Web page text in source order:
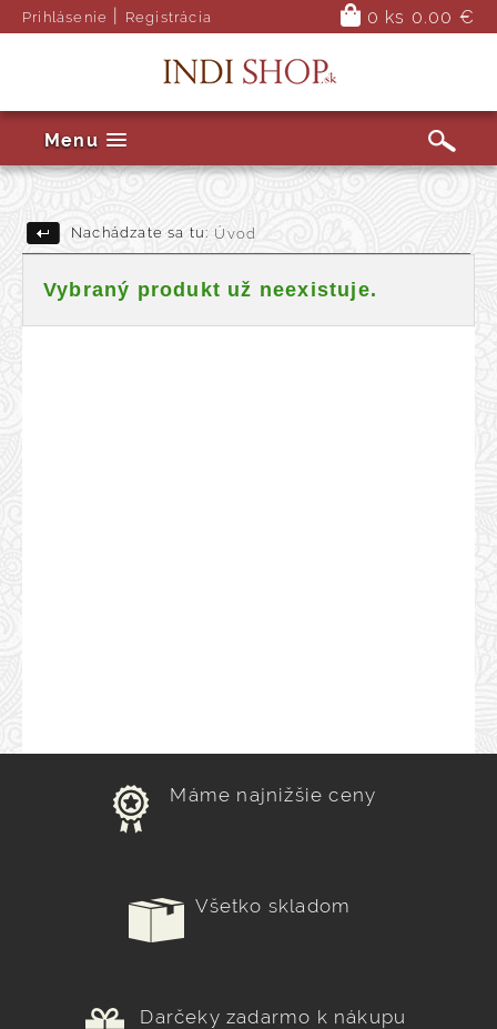
Prihlásenie Registrácia 0 ks 0.00 €
Menu
Nachádzate sa tu: Úvod
Vybraný produkt už neexistuje.
Máme najnižšie ceny
Všetko skladom
Darčeky zadarmo k nákupu